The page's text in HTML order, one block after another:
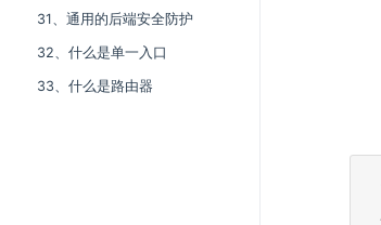
31、通用的后端安全防护
32、什么是单一入口
33、什么是路由器